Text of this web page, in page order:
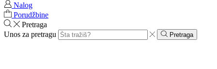
Nalog
Porudžbine
Pretraga
Unos za pretragu
Pretraga